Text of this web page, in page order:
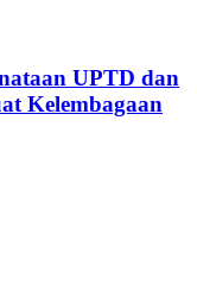
UPTD dan
Kelembagaan